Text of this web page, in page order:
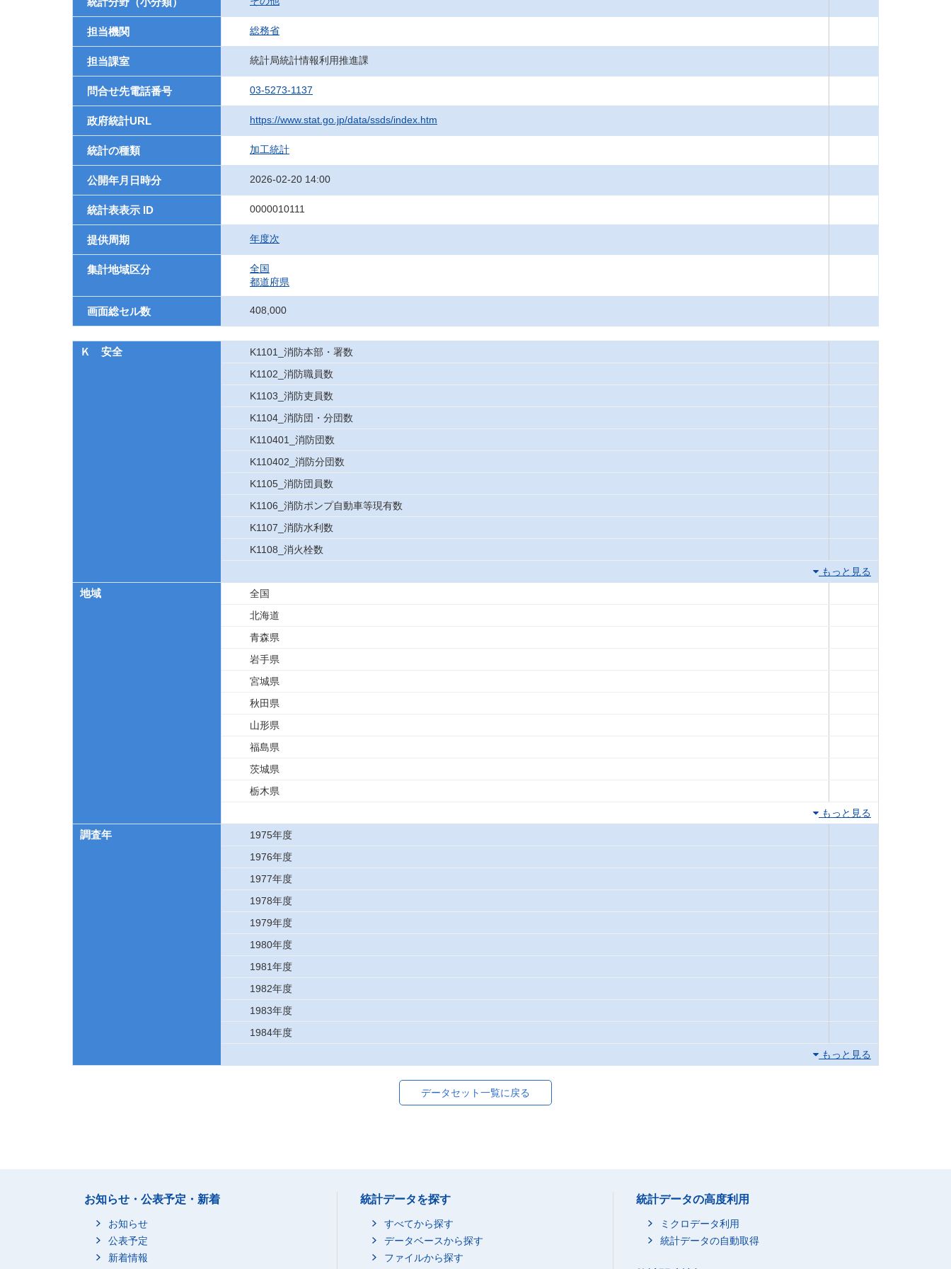
担当機関 総務省
担当課室 統計局統計情報利用推進課
問合せ先電話番号 03-5273-1137
政府統計URL https://www.stat.go.jp/data/ssds/index.htm
統計の種類 加工統計
公開年月日時分 2026-02-20 14:00
統計表表示 ID 0000010111
提供周期 年度次
集計地域区分
全国
都道府県
画面総セル数 408,000
Ｋ 安全
K1101_消防本部・署数
K1102_消防職員数
K1103_消防吏員数
K1104_消防団・分団数
K110401_消防団数
K110402_消防分団数
K1105_消防団員数
K1106_消防ポンプ自動車等現有数
K1107_消防水利数
K1108_消火栓数
もっと見る
地域
全国
北海道
青森県
岩手県
宮城県
秋田県
山形県
福島県
茨城県
栃木県
もっと見る
調査年
1975年度
1976年度
1977年度
1978年度
1979年度
1980年度
1981年度
1982年度
1983年度
1984年度
もっと見る
データセット一覧に戻る
お知らせ・公表予定・新着
お知らせ
公表予定
新着情報
統計データを探す
すべてから探す
データベースから探す
ファイルから探す
統計データの高度利用
ミクロデータ利用
統計データの自動取得